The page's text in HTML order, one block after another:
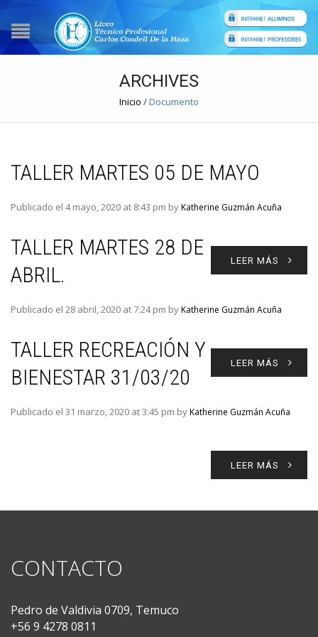
ARCHIVES
Inicio /Documento
TALLER MARTES 05 DE MAYO
Publicado el 4 mayo, 2020 at 8:43 pm byKatherine Guzmán Acuña
LEER MÁS
TALLER MARTES 28 DE
ABRIL.
Publicado el 28 abril, 2020 at 7:24 pm byKatherine Guzmán Acuña
LEER MÁS
TALLER RECREACIÓN Y
BIENESTAR 31/03/20
Publicado el 31 marzo, 2020 at 3:45 pm byKatherine Guzmán Acuña
LEER MÁS
CONTACTO
Pedro de Valdivia 0709, Temuco
+56 9 4278 0811